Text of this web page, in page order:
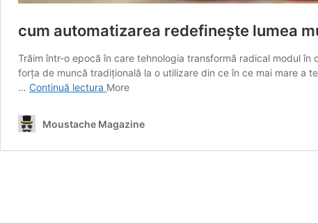
cum automatizarea redefinește lumea
Trăim într-o epocă în care tehnologia transformă radical modul
forța de muncă tradițională la o utilizare din ce în ce mai mare a
… Continuă lectura cum
lumea
More
Moustache Magazine